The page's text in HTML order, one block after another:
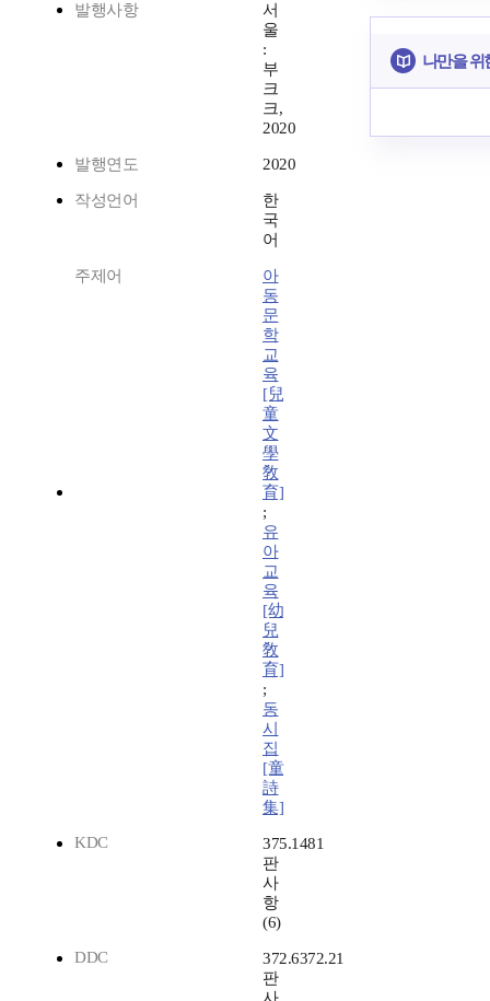
발행사항
서
울
:
부
크
크,
2020
발행연도 2020
작성언어
한
국
어
주제어
아
동
문
학
교
육
[兒
童
文
學
敎
育]
;
유
아
교
육
[幼
兒
敎
育]
;
동
시
집
[童
詩
集]
KDC
375.1481
판
사
항
(6)
DDC
372.6372.21
판
나만을 위